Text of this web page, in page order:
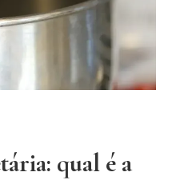
qual é a